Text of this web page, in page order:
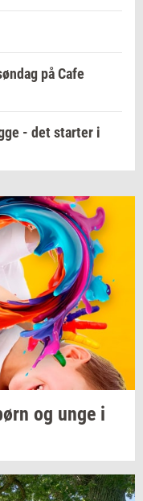
på Cafe
- det starter i
og unge i